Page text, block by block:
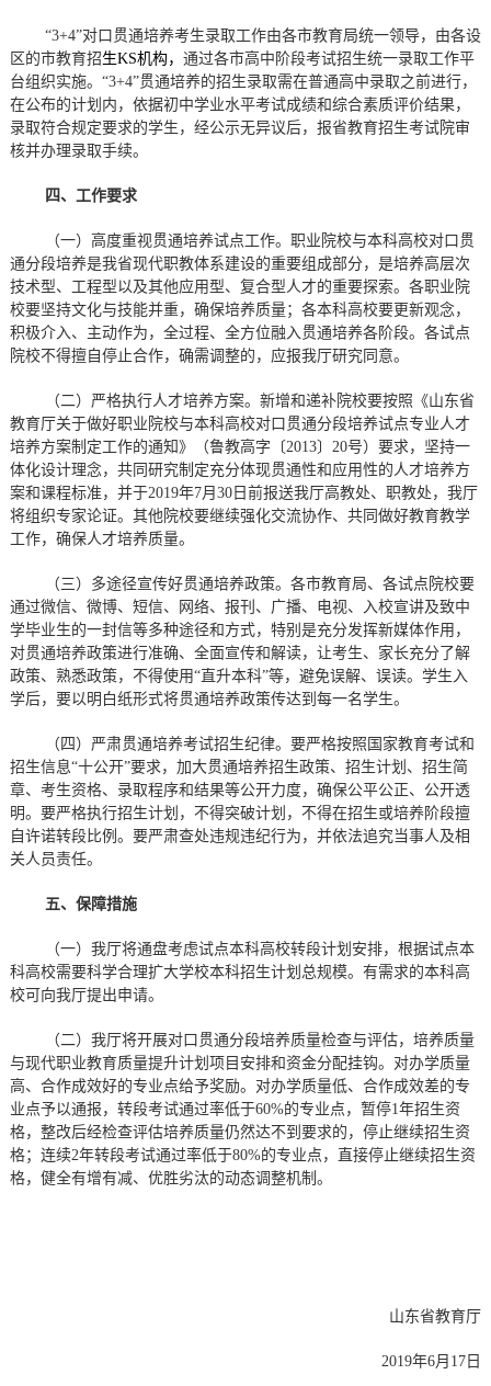
“3+4”对口贯通培养考生录取工作由各市教育局统一领导，由各设
区的市教育招生KS机构， 通过各市高中阶段考试招生统一录取工作平
台组织实施。“3+4”贯通培养的招生录取需在普通高中录取之前进行，
在公布的计划内，依据初中学业水平考试成绩和综合素质评价结果，
录取符合规定要求的学生，经公示无异议后，报省教育招生考试院审
核并办理录取手续。
四、工作要求
（一）高度重视贯通培养试点工作。职业院校与本科高校对口贯
通分段培养是我省现代职教体系建设的重要组成部分，是培养高层次
技术型、工程型以及其他应用型、复合型人才的重要探索。各职业院
校要坚持文化与技能并重，确保培养质量；各本科高校要更新观念，
积极介入、主动作为，全过程、全方位融入贯通培养各阶段。各试点
院校不得擅自停止合作，确需调整的，应报我厅研究同意。
（二）严格执行人才培养方案。新增和递补院校要按照《山东省
教育厅关于做好职业院校与本科高校对口贯通分段培养试点专业人才
培养方案制定工作的通知》（鲁教高字〔2013〕20号）要求，坚持一
体化设计理念，共同研究制定充分体现贯通性和应用性的人才培养方
案和课程标准，并于2019年7月30日前报送我厅高教处、职教处，我厅
将组织专家论证。其他院校要继续强化交流协作、共同做好教育教学
工作，确保人才培养质量。
（三）多途径宣传好贯通培养政策。各市教育局、各试点院校要
通过微信、微博、短信、网络、报刊、广播、电视、入校宣讲及致中
学毕业生的一封信等多种途径和方式，特别是充分发挥新媒体作用，
对贯通培养政策进行准确、全面宣传和解读，让考生、家长充分了解
政策、熟悉政策，不得使用“直升本科”等，避免误解、误读。学生入
学后，要以明白纸形式将贯通培养政策传达到每一名学生。
（四）严肃贯通培养考试招生纪律。要严格按照国家教育考试和
招生信息“十公开”要求，加大贯通培养招生政策、招生计划、招生简
章、考生资格、录取程序和结果等公开力度，确保公平公正、公开透
明。要严格执行招生计划，不得突破计划，不得在招生或培养阶段擅
自许诺转段比例。要严肃查处违规违纪行为，并依法追究当事人及相
关人员责任。
五、保障措施
（一）我厅将通盘考虑试点本科高校转段计划安排，根据试点本
科高校需要科学合理扩大学校本科招生计划总规模。有需求的本科高
校可向我厅提出申请。
（二）我厅将开展对口贯通分段培养质量检查与评估，培养质量
与现代职业教育质量提升计划项目安排和资金分配挂钩。对办学质量
高、合作成效好的专业点给予奖励。对办学质量低、合作成效差的专
业点予以通报，转段考试通过率低于60%的专业点，暂停1年招生资
格，整改后经检查评估培养质量仍然达不到要求的，停止继续招生资
格；连续2年转段考试通过率低于80%的专业点，直接停止继续招生资
格，健全有增有减、优胜劣汰的动态调整机制。
山东省教育厅
2019年6月17日